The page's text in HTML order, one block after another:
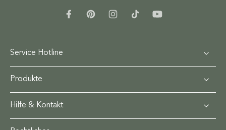
Service Hotline
Produkte
Hilfe & Kontakt